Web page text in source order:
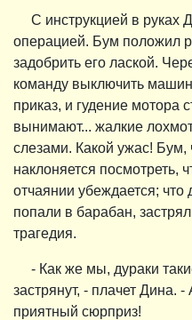
С инструкцией в руках
операцией. Бум положил
задобрить его лаской.
команду выключить
приказ, и гудение мотора
вынимают... жалкие
слезами. Какой ужас!
наклоняется посмотреть,
отчаянии убеждается;
попали в барабан,
трагедия.
- Как же мы, дураки
застрянут, - плачет Дина.
приятный сюрприз!